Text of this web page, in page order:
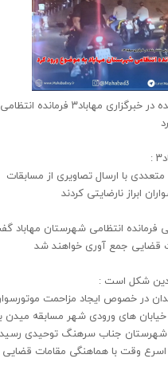
در پی گزارش منتشر شده در خبرگزاری
:
با ارسال تصاویری از مسابقات
ابراز نارضایتی کردند
فرمانده انتظامی شهرستان مهاباد
قضایی جمع آوری خواهند شد
شکل است :
در خصوص ایجاد مزاحمت
خیابان های ورودی شهر مسابقه
شهرستان جناب سرهنگ توحیدی
اسرع وقت با هماهنگی مقامات